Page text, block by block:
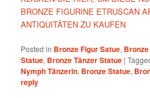
BRONZE FIGURINE ETRUSCAN
ANTIQUITÄTEN ZU KAUFEN
Posted in Bronze Figur Satue,
Statue, Bronze Tänzer Statue |
Nymph Tänzerin, Bronze Statue,
reply